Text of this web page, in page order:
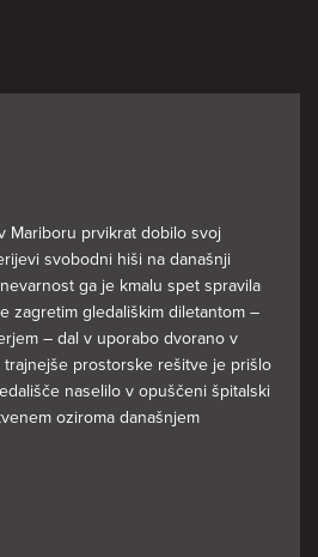
Mariboru prvikrat dobilo svoj
svobodni hiši na današnji
ga je kmalu spet spravila
zagretim gledališkim diletantom –
– dal v uporabo dvorano v
trajnejše prostorske rešitve je prišlo
naselilo v opuščeni špitalski
oziroma današnjem